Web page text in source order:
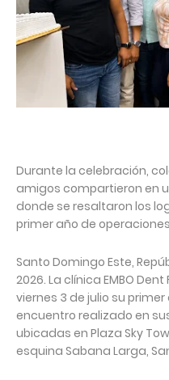
Durante la celebración,
amigos compartieron en
donde se resaltaron los
primer año de operaciones
Santo Domingo Este,
2026. La clínica EMBO
viernes 3 de julio su
encuentro realizado en
ubicadas en Plaza Sky
esquina Sabana Larga,